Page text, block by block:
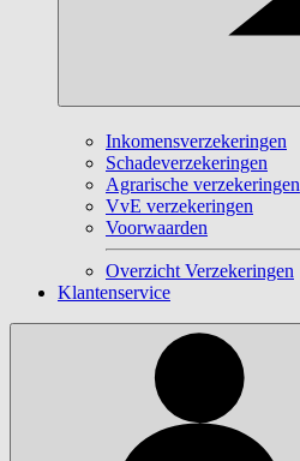
Inkomensverzekeringen
Schadeverzekeringen
Agrarische verzekeringen
VvE verzekeringen
Voorwaarden
Overzicht Verzekeringen
Klantenservice